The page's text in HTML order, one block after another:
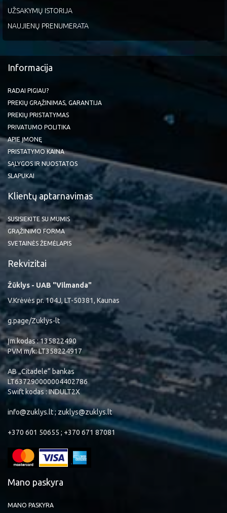
UŽSAKYMŲ ISTORIJA
NAUJIENŲ PRENUMERATA
Informacija
RADAI PIGIAU?
PREKIŲ GRĄŽINIMAS, GARANTIJA
PREKIŲ PRISTATYMAS
PRIVATUMO POLITIKA
APIE ĮMONĘ
PRISTATYMO KAINA
SĄLYGOS IR NUOSTATOS
SLAPUKAI
Klientų aptarnavimas
SUSISIEKITE SU MUMIS
GRĄŽINIMO FORMA
SVETAINĖS ŽEMĖLAPIS
Rekvizitai
Žūklys - UAB "Vilmanda"
V.Krėvės pr. 104J, LT-50381, Kaunas
g.page/Zuklys-lt
Įm.kodas : 135822490
PVM m/k: LT358224917
AB „Citadele“ bankas
LT637290000004402786
Swift kodas : INDULT2X
info@zuklys.lt ; zuklys@zuklys.lt
+370 601 50655 ; +370 671 87081
Mano paskyra
MANO PASKYRA